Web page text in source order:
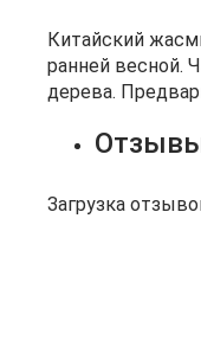
Китайский
ранней весной.
дерева.
Загрузка